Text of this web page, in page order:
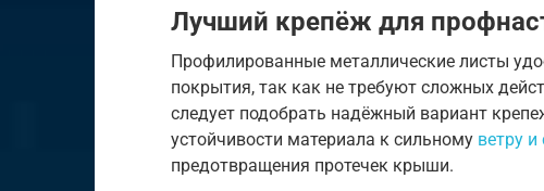
Лучший крепёж для
Профилированные металлические листы
покрытия, так как не требуют сложных
следует подобрать надёжный вариант
устойчивости материала к сильному ветру и
предотвращения протечек крыши.